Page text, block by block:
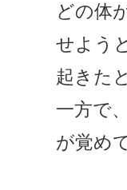
どの体
せよう
起きた
一方で
が覚め